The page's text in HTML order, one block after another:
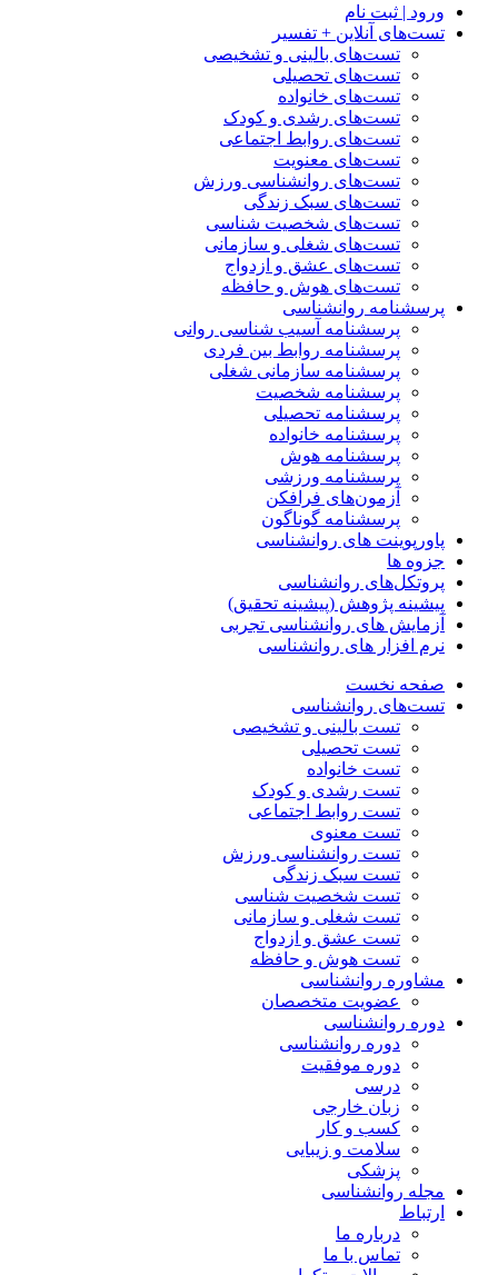
ورود | ثبت نام
تست‌های آنلاین + تفسیر
تست‌های بالینی و تشخیصی
تست‌های تحصیلی
تست‌های خانواده
تست‌های رشدی و کودک
تست‌های روابط اجتماعی
تست‌های معنویت
تست‌های روانشناسی ورزش
تست‌های سبک زندگی
تست‌های شخصیت شناسی
تست‌های شغلی و سازمانی
تست‌های عشق و ازدواج
تست‌های هوش و حافظه
پرسشنامه روانشناسی
پرسشنامه آسیب شناسی روانی
پرسشنامه روابط بین فردی
پرسشنامه سازمانی شغلی
پرسشنامه شخصیت
پرسشنامه تحصیلی
پرسشنامه خانواده
پرسشنامه هوش
پرسشنامه ورزشی
آزمون‌های فرافکن
پرسشنامه گوناگون
پاورپوینت های روانشناسی
جزوه ها
پروتکل‌های روانشناسی
پیشینه پژوهش (پیشینه تحقیق)
آزمایش های روانشناسی تجربی
نرم افزار های روانشناسی
صفحه نخست
تست‌های روانشناسی
تست بالینی و تشخیصی
تست تحصیلی
تست خانواده
تست رشدی و کودک
تست روابط اجتماعی
تست معنوی
تست روانشناسی ورزش
تست سبک زندگی
تست شخصیت شناسی
تست شغلی و سازمانی
تست عشق و ازدواج
تست هوش و حافظه
مشاوره روانشناسی
عضویت متخصصان
دوره روانشناسی
دوره روانشناسی
دوره موفقیت
درسی
زبان خارجی
کسب و کار
سلامت و زیبایی
پزشکی
مجله روانشناسی
ارتباط
درباره ما
تماس با ما